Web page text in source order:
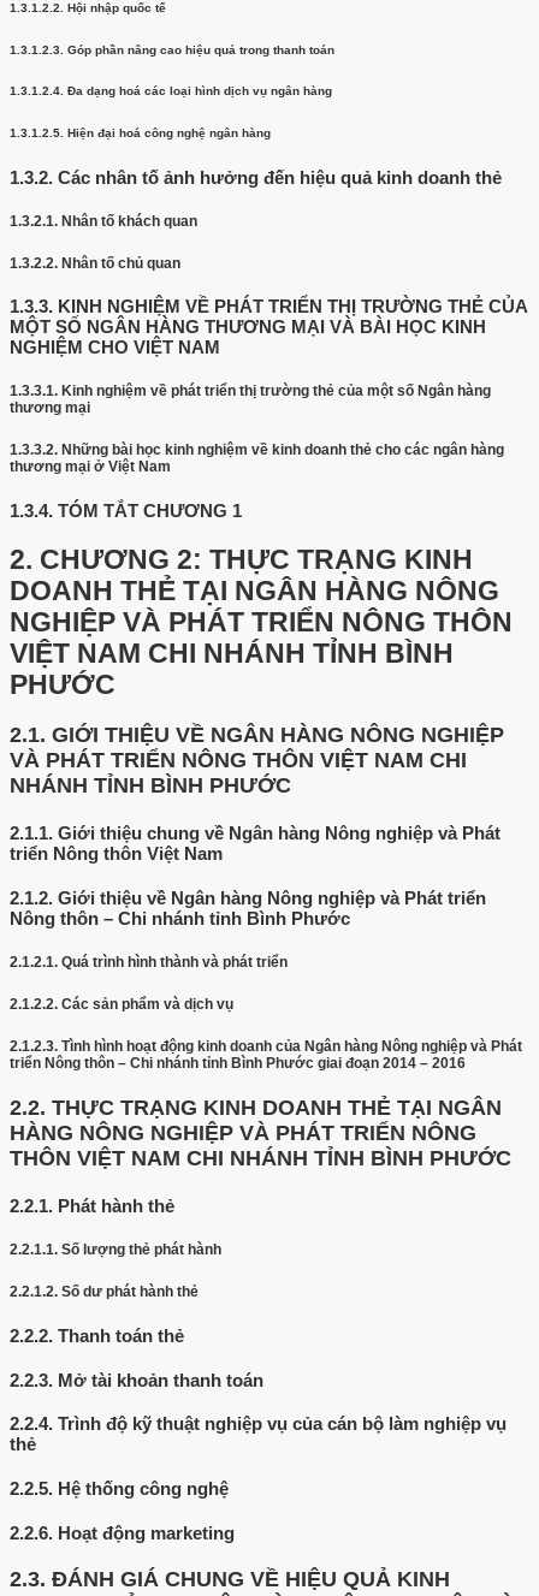
1.3.1.2.2. Hội nhập quốc tế
1.3.1.2.3. Góp phần nâng cao hiệu quả trong thanh toán
1.3.1.2.4. Đa dạng hoá các loại hình dịch vụ ngân hàng
1.3.1.2.5. Hiện đại hoá công nghệ ngân hàng
1.3.2. Các nhân tố ảnh hưởng đến hiệu quả kinh doanh thẻ
1.3.2.1. Nhân tố khách quan
1.3.2.2. Nhân tố chủ quan
1.3.3. KINH NGHIỆM VỀ PHÁT TRIỂN THỊ TRƯỜNG THẺ CỦA
MỘT SỐ NGÂN HÀNG THƯƠNG MẠI VÀ BÀI HỌC KINH
NGHIỆM CHO VIỆT NAM
1.3.3.1. Kinh nghiệm về phát triển thị trường thẻ của một số Ngân hàng
thương mại
1.3.3.2. Những bài học kinh nghiệm về kinh doanh thẻ cho các ngân hàng
thương mại ở Việt Nam
1.3.4. TÓM TẮT CHƯƠNG 1
2. CHƯƠNG 2: THỰC TRẠNG KINH
DOANH THẺ TẠI NGÂN HÀNG NÔNG
NGHIỆP VÀ PHÁT TRIỂN NÔNG THÔN
VIỆT NAM CHI NHÁNH TỈNH BÌNH
PHƯỚC
2.1. GIỚI THIỆU VỀ NGÂN HÀNG NÔNG NGHIỆP
VÀ PHÁT TRIỂN NÔNG THÔN VIỆT NAM CHI
NHÁNH TỈNH BÌNH PHƯỚC
2.1.1. Giới thiệu chung về Ngân hàng Nông nghiệp và Phát
triển Nông thôn Việt Nam
2.1.2. Giới thiệu về Ngân hàng Nông nghiệp và Phát triển
Nông thôn – Chi nhánh tỉnh Bình Phước
2.1.2.1. Quá trình hình thành và phát triển
2.1.2.2. Các sản phẩm và dịch vụ
2.1.2.3. Tình hình hoạt động kinh doanh của Ngân hàng Nông nghiệp và Phát
triển Nông thôn – Chi nhánh tỉnh Bình Phước giai đoạn 2014 – 2016
2.2. THỰC TRẠNG KINH DOANH THẺ TẠI NGÂN
HÀNG NÔNG NGHIỆP VÀ PHÁT TRIỂN NÔNG
THÔN VIỆT NAM CHI NHÁNH TỈNH BÌNH PHƯỚC
2.2.1. Phát hành thẻ
2.2.1.1. Số lượng thẻ phát hành
2.2.1.2. Số dư phát hành thẻ
2.2.2. Thanh toán thẻ
2.2.3. Mở tài khoản thanh toán
2.2.4. Trình độ kỹ thuật nghiệp vụ của cán bộ làm nghiệp vụ
thẻ
2.2.5. Hệ thống công nghệ
2.2.6. Hoạt động marketing
2.3. ĐÁNH GIÁ CHUNG VỀ HIỆU QUẢ KINH